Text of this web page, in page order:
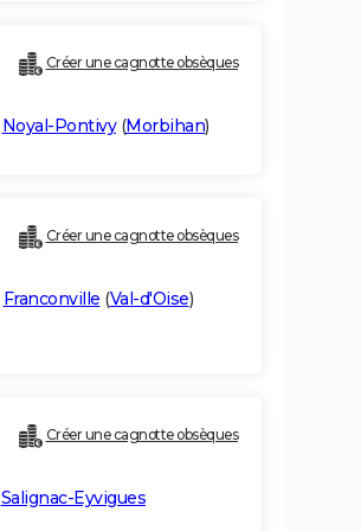
Créer une cagnotte obsèques
Noyal-Pontivy(Morbihan)
Créer une cagnotte obsèques
Franconville (Val-d'Oise)
Créer une cagnotte obsèques
Salignac-Eyvigues